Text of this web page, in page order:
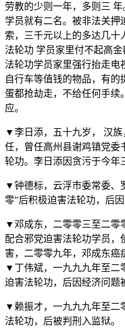
劳教的少则一年，多则三
学员就有二名。被非法关押
索，三千元以上的多达几十
法轮功 学员家里付不起高
法轮功学员家里强行抬走电
自行车等值钱的物品，有的
蛋都抢劫走，不给任何手续
应。
▼李日添，五十九岁， 汉
任，曾任高州县谢鸡镇党委
轮功。李日添因贪污于今年
▼钟德标，云浮市委常委、
零”后积极迫害法轮功，后因
▼邓成东，二零零三至二零
配合邪党迫害法轮功学员，
害，二零零九年，邓成东癌
▼丁伟斌，一九九九年至二
迫害法轮功，后因经济问题
▼赖振才，一九九九年至二
法轮功，后被判刑入监狱。